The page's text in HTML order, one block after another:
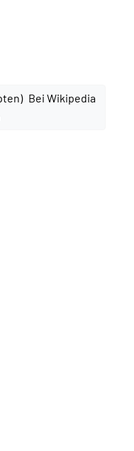
Bei Wikipedia